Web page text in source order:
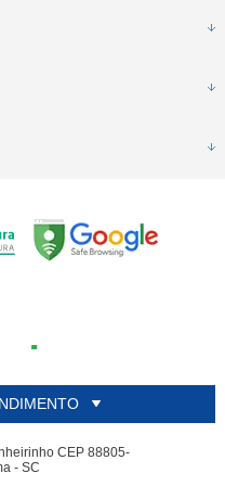
CEP 88805-
- SC